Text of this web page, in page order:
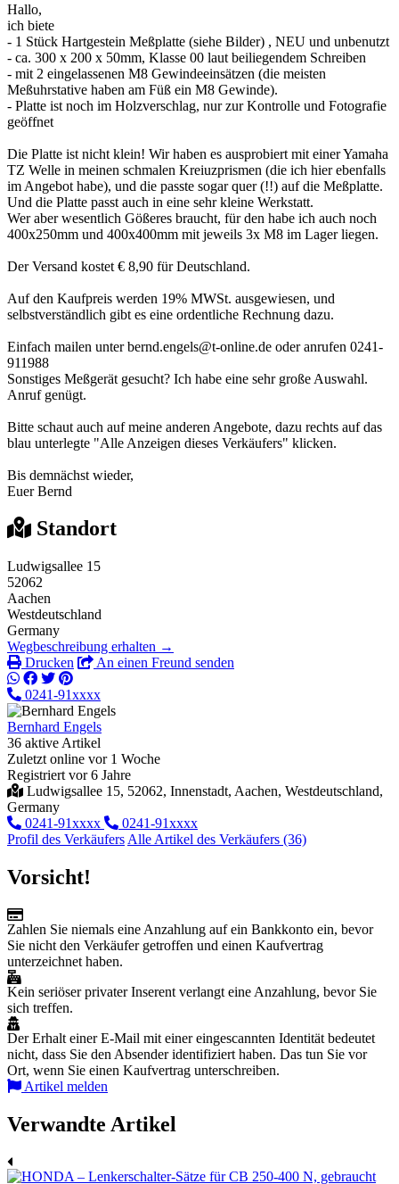
Hallo,
ich biete
- 1 Stück Hartgestein Meßplatte (siehe Bilder) , NEU und unbenutzt
- ca. 300 x 200 x 50mm, Klasse 00 laut beiliegendem Schreiben
- mit 2 eingelassenen M8 Gewindeeinsätzen (die meisten
Meßuhrstative haben am Füß ein M8 Gewinde).
- Platte ist noch im Holzverschlag, nur zur Kontrolle und Fotografie
geöffnet
Die Platte ist nicht klein! Wir haben es ausprobiert mit einer Yamaha
TZ Welle in meinen schmalen Kreiuzprismen (die ich hier ebenfalls
im Angebot habe), und die passte sogar quer (!!) auf die Meßplatte.
Und die Platte passt auch in eine sehr kleine Werkstatt.
Wer aber wesentlich Gößeres braucht, für den habe ich auch noch
400x250mm und 400x400mm mit jeweils 3x M8 im Lager liegen.
Der Versand kostet € 8,90 für Deutschland.
Auf den Kaufpreis werden 19% MWSt. ausgewiesen, und
selbstverständlich gibt es eine ordentliche Rechnung dazu.
Einfach mailen unter bernd.engels@t-online.de oder anrufen 0241-
911988
Sonstiges Meßgerät gesucht? Ich habe eine sehr große Auswahl.
Anruf genügt.
Bitte schaut auch auf meine anderen Angebote, dazu rechts auf das
blau unterlegte "Alle Anzeigen dieses Verkäufers" klicken.
Bis demnächst wieder,
Euer Bernd
Standort
Ludwigsallee 15
52062
Aachen
Westdeutschland
Germany
Wegbeschreibung erhalten →
Drucken
An einen Freund senden
0241-91xxxx
Bernhard Engels
36 aktive Artikel
Zuletzt online vor 1 Woche
Registriert vor 6 Jahre
Ludwigsallee 15, 52062, Innenstadt, Aachen, Westdeutschland,
Germany
0241-91xxxx
0241-91xxxx
Profil des Verkäufers Alle Artikel des Verkäufers (36)
Vorsicht!
Zahlen Sie niemals eine Anzahlung auf ein Bankkonto ein, bevor
Sie nicht den Verkäufer getroffen und einen Kaufvertrag
unterzeichnet haben.
Kein seriöser privater Inserent verlangt eine Anzahlung, bevor Sie
sich treffen.
Der Erhalt einer E-Mail mit einer eingescannten Identität bedeutet
nicht, dass Sie den Absender identifiziert haben. Das tun Sie vor
Ort, wenn Sie einen Kaufvertrag unterschreiben.
Artikel melden
Verwandte Artikel